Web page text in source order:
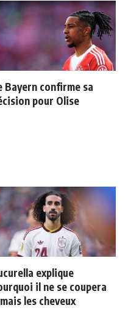
Bayern confirme sa
pour Olise
explique
il ne se coupera
les cheveux